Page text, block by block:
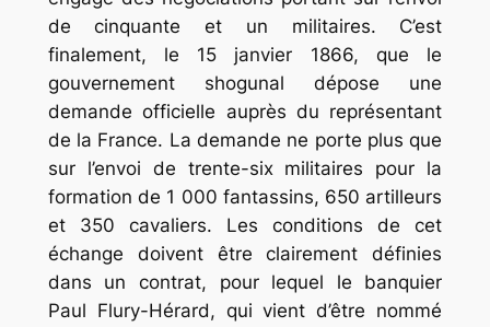
de cinquante et un militaires. C’est
finalement, le 15 janvier 1866, que le
gouvernement shogunal dépose une
demande officielle auprès du représentant
de la France. La demande ne porte plus que
sur l’envoi de trente-six militaires pour la
formation de 1 000 fantassins, 650 artilleurs
et 350 cavaliers. Les conditions de cet
échange doivent être clairement définies
dans un contrat, pour lequel le banquier
Paul Flury-Hérard, qui vient d’être nommé